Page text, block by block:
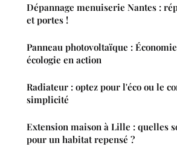
Dépannage menuiserie Nantes :
et portes !
Panneau photovoltaïque :
écologie en action
Radiateur : optez pour l'éco ou le
simplicité
Extension maison à Lille : quelles
pour un habitat repensé ?